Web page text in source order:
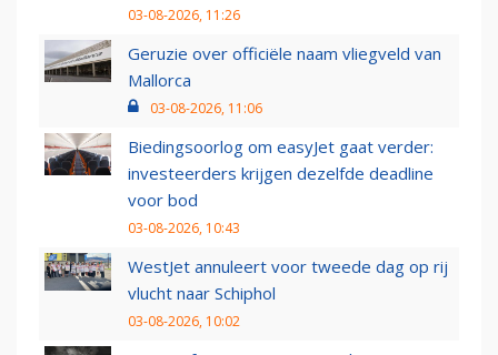
03-08-2026, 11:26
Geruzie over officiële naam vliegveld van
Mallorca
03-08-2026, 11:06
Biedingsoorlog om easyJet gaat verder:
investeerders krijgen dezelfde deadline
voor bod
03-08-2026, 10:43
WestJet annuleert voor tweede dag op rij
vlucht naar Schiphol
03-08-2026, 10:02